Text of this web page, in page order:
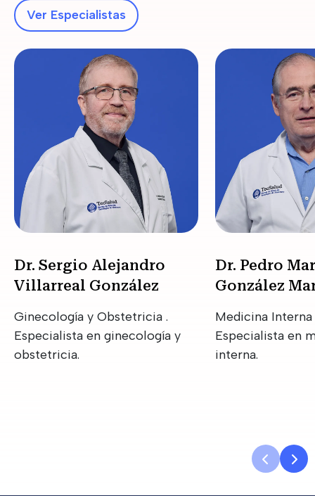
Ver Especialistas
Dr. Sergio Alejandro
Villarreal González
Ginecología y Obstetricia .
Especialista en ginecología y
obstetricia.
Dr. Pedro
González
Medicina Interna
Especialista en
interna.